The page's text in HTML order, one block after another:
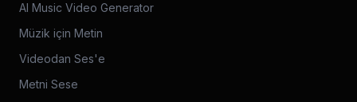
AI Music Video Generator
Müzik için Metin
Videodan Ses'e
Metni Sese